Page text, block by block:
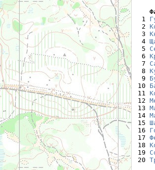
1
  2
  3
  4
  5
  6
  7
  8
  9
10
11
12
13
14
15
16
17
18
19
20